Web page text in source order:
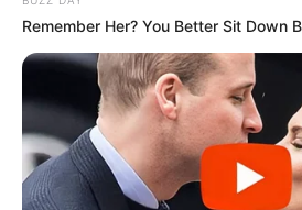
Remember Her? You Better Sit Down